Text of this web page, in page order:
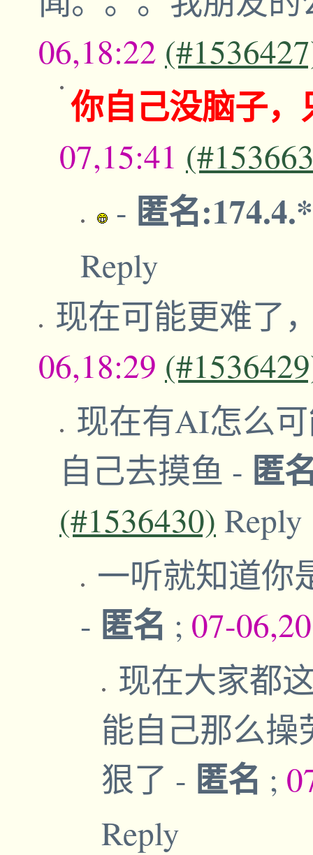
06,18:22
你自己没脑子
07,15:41
- 匿名
Reply
现在可能更难了
06,18:29
现在有AI怎么
自己去摸鱼 - 匿
(#1536430) Reply
一听就知道你
- 匿名 ; 07-
现在大家都
能自己那么操
狠了 - 匿名 ;
Reply